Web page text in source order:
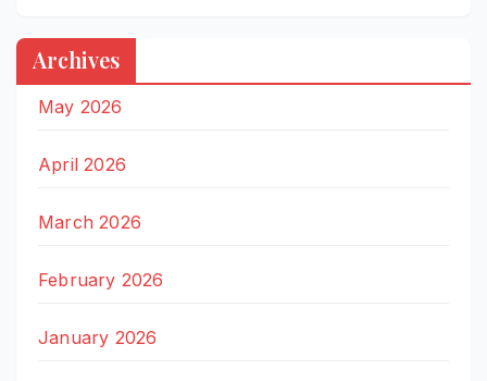
Archives
May 2026
April 2026
March 2026
February 2026
January 2026